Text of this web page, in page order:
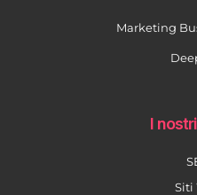
Marketing
I
Siti